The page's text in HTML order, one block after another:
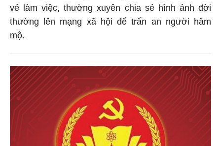
vẻ làm việc, thường xuyên chia sẻ hình ảnh đời
thường lên mạng xã hội để trấn an người hâm
mộ.